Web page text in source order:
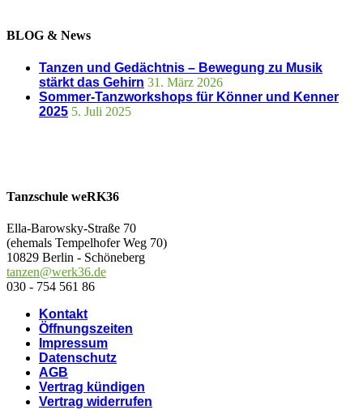
BLOG & News
Tanzen und Gedächtnis – Bewegung zu Musik
stärkt das Gehirn 31. März 2026
Sommer-Tanzworkshops für Könner und Kenner
2025 5. Juli 2025
Tanzschule weRK36
Ella-Barowsky-Straße 70
(ehemals Tempelhofer Weg 70)
10829 Berlin - Schöneberg
tanzen@werk36.de
030 - 754 561 86
Kontakt
Öffnungszeiten
Impressum
Datenschutz
AGB
Vertrag kündigen
Vertrag widerrufen